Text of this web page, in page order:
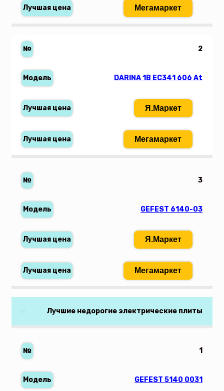
Мегамаркет
2
DARINA 1B EC341 606 At
Я.Маркет
Мегамаркет
3
GEFEST 6140-03
Я.Маркет
Мегамаркет
Лучшие недорогие электрические плиты
1
GEFEST 5140 0031